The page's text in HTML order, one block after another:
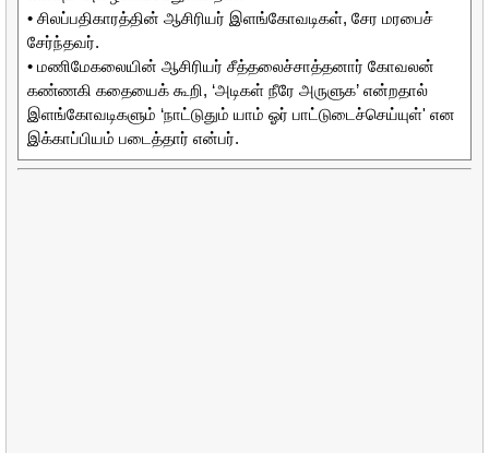
• சிலப்பதிகாரத்தின் ஆசிரியர் இளங்கோவடிகள், சேர மரபைச்
சேர்ந்தவர்.
• மணிமேகலையின் ஆசிரியர் சீத்தலைச்சாத்தனார் கோவலன்
கண்ணகி கதையைக் கூறி, ‘அடிகள் நீரே அருளுக’ என்றதால்
இளங்கோவடிகளும் ‘நாட்டுதும் யாம் ஓர் பாட்டுடைச்செய்யுள்' என
இக்காப்பியம் படைத்தார் என்பர்.